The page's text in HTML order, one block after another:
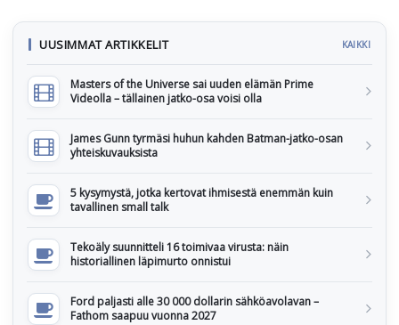
UUSIMMAT ARTIKKELIT KAIKKI
Masters of the Universe sai uuden elämän Prime
Videolla – tällainen jatko-osa voisi olla
James Gunn tyrmäsi huhun kahden Batman-jatko-osan
yhteiskuvauksista
5 kysymystä, jotka kertovat ihmisestä enemmän kuin
tavallinen small talk
Tekoäly suunnitteli 16 toimivaa virusta: näin
historiallinen läpimurto onnistui
Ford paljasti alle 30 000 dollarin sähköavolavan –
Fathom saapuu vuonna 2027